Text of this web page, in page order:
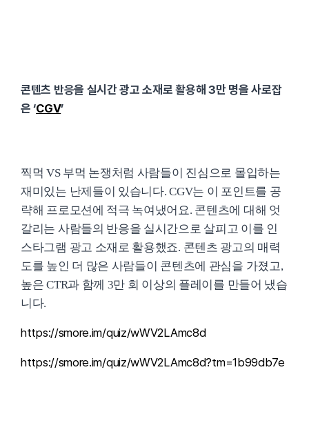
콘텐츠 반응을 실시간 광고 소재로 활용해 3만 명을 사로잡
은 ‘CGV’
찍먹 VS 부먹 논쟁처럼 사람들이 진심으로 몰입하는
재미있는 난제들이 있습니다. CGV는 이 포인트를 공
략해 프로모션에 적극 녹여냈어요. 콘텐츠에 대해 엇
갈리는 사람들의 반응을 실시간으로 살피고 이를 인
스타그램 광고 소재로 활용했죠. 콘텐츠 광고의 매력
도를 높인 더 많은 사람들이 콘텐츠에 관심을 가졌고,
높은 CTR과 함께 3만 회 이상의 플레이를 만들어 냈습
니다.
https://smore.im/quiz/wWV2LAmc8d
https://smore.im/quiz/wWV2LAmc8d?tm=1b99db7e